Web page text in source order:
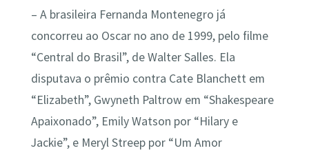
– A brasileira Fernanda Montenegro já
concorreu ao Oscar no ano de 1999, pelo filme
“Central do Brasil”, de Walter Salles. Ela
disputava o prêmio contra Cate Blanchett em
“Elizabeth”, Gwyneth Paltrow em “Shakespeare
Apaixonado”, Emily Watson por “Hilary e
Jackie”, e Meryl Streep por “Um Amor